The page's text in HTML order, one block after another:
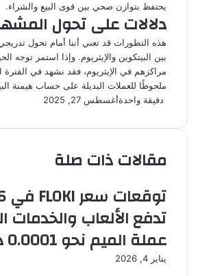
يحتفظ بتوازن صحي بين قوى البيع والشراء.
دلالات على تحول
هذه التطورات قد تعني أننا أمام تحول
بين البيتكوين والإيثريوم. وإذا استمر توجه
مراكزهم في الإيثريوم، فقد نشهد في الفترة
ملحوظًا للعملات البديلة على حساب هيمنة
أغسطس 27, 2025دقيقة واحدة
مقالات ذات صلة
تدفع الألعاب والخدمات
عملة الميم نحو 0.0001 دولار؟
يناير 4, 2026